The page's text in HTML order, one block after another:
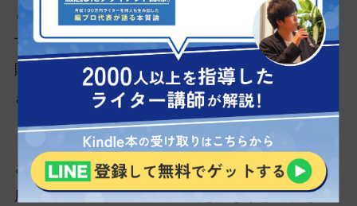
として法的トラブルに発展する危険性がありま
す。他社や出版社などから訴えられれば、多額の
賠償金や社会的信用の失墜など、深刻な結果を招
きかねません。
さらにコピーコンテンツの存在は、Webサイトの
所有者やクライアントの評判を損なう恐れがあり